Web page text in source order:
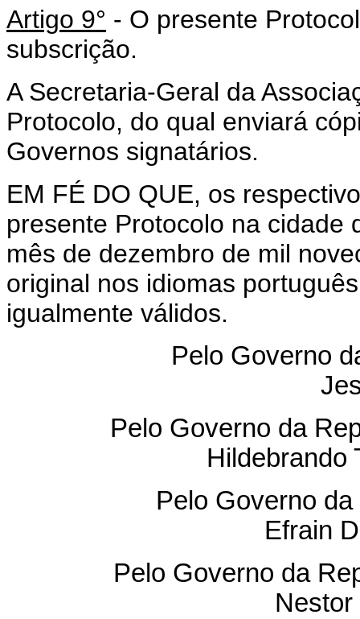
Artigo 9° - O presente
subscrição.
A Secretaria-Geral da
Protocolo, do qual enviará
Governos signatários.
EM FÉ DO QUE, os
presente Protocolo na cidade
mês de dezembro de mil
original nos idiomas
igualmente válidos.
Pelo Governo
Pelo Governo da
Hildebrando
Pelo Governo
Efrain
Pelo Governo da